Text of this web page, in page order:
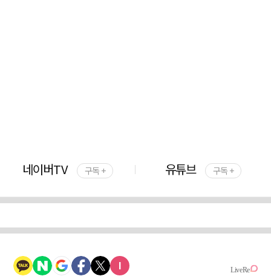
네이버TV 구독 + 유튜브 구독 +